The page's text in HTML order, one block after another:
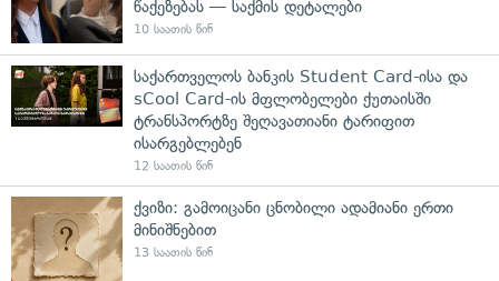
წაქეზებას — საქმის დეტალები
10 საათის წინ
საქართველოს ბანკის Student Card-ისა და
sCool Card-ის მფლობელები ქუთაისში
ტრანსპორტზე შეღავათიანი ტარიფით
ისარგებლებენ
12 საათის წინ
ქვიზი: გამოიცანი ცნობილი ადამიანი ერთი
მინიშნებით
13 საათის წინ